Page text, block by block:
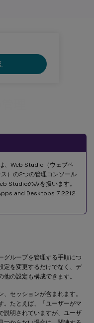
、Web Studio（ウェブベ
）の2つの管理コンソール
Studioのみを扱います。
and Desktops 7 2212
グループを管理する手順につ
定を変更するだけでなく、デ
の設定も構成できます。
セッションが含まれます。
。たとえば、「ユーザーがマ
説明されていますが、ユーザ